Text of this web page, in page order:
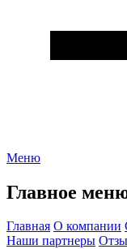
Меню
Главное
Главная О компании
Наши партнеры